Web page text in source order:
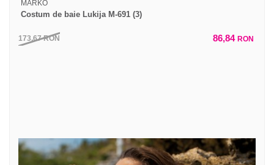
MARKO
Costum de baie Lukija M-691 (3)
173,67RON 86,84 RON